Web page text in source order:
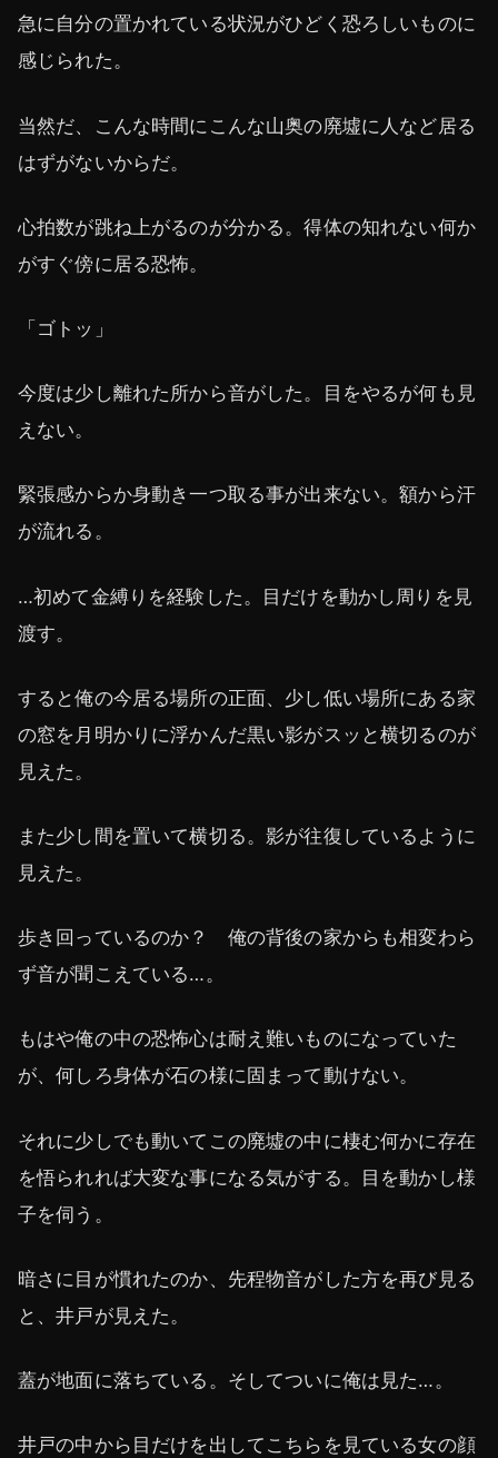
急に自分の置かれている状況がひどく恐ろしいものに
感じられた。
当然だ、こんな時間にこんな山奥の廃墟に人など居る
はずがないからだ。
心拍数が跳ね上がるのが分かる。得体の知れない何か
がすぐ傍に居る恐怖。
「ゴトッ」
今度は少し離れた所から音がした。目をやるが何も見
えない。
緊張感からか身動き一つ取る事が出来ない。額から汗
が流れる。
…初めて金縛りを経験した。目だけを動かし周りを見
渡す。
すると俺の今居る場所の正面、少し低い場所にある家
の窓を月明かりに浮かんだ黒い影がスッと横切るのが
見えた。
また少し間を置いて横切る。影が往復しているように
見えた。
歩き回っているのか？ 俺の背後の家からも相変わら
ず音が聞こえている…。
もはや俺の中の恐怖心は耐え難いものになっていた
が、何しろ身体が石の様に固まって動けない。
それに少しでも動いてこの廃墟の中に棲む何かに存在
を悟られれば大変な事になる気がする。目を動かし様
子を伺う。
暗さに目が慣れたのか、先程物音がした方を再び見る
と、井戸が見えた。
蓋が地面に落ちている。そしてついに俺は見た…。
井戸の中から目だけを出してこちらを見ている女の顔